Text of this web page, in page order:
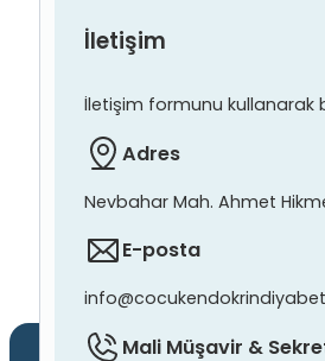
İletişim
İletişim formunu kullanarak
Adres
Nevbahar Mah. Ahmet
E-posta
Mali Müşavir &